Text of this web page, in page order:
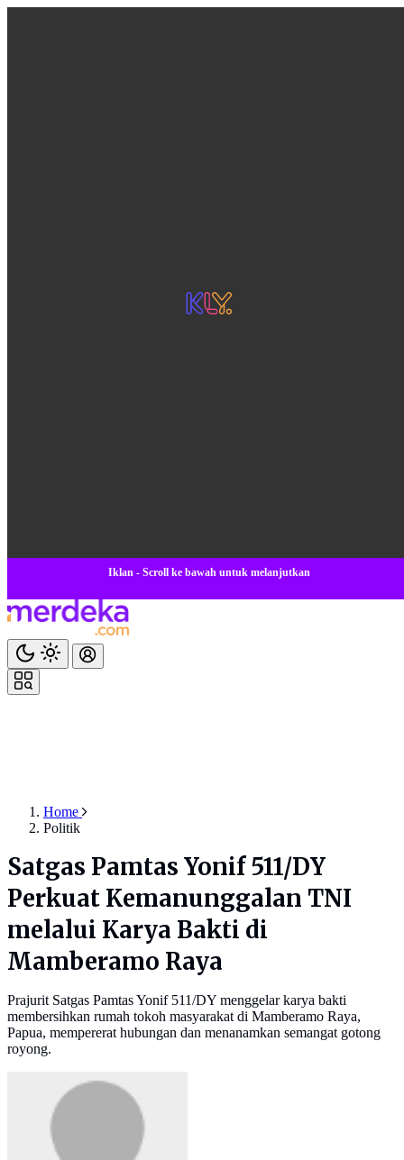
Iklan - Scroll ke bawah untuk melanjutkan
Home
Politik
Satgas Pamtas Yonif 511/DY
Perkuat Kemanunggalan TNI
melalui Karya Bakti di
Mamberamo Raya
Prajurit Satgas Pamtas Yonif 511/DY menggelar karya bakti
membersihkan rumah tokoh masyarakat di Mamberamo Raya,
Papua, mempererat hubungan dan menanamkan semangat gotong
royong.